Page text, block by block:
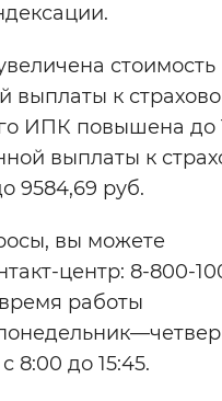
выплаты к
ИПК повышена до
выплаты к
9584,69 руб.
вы можете
центр: 8-800-
работы
8:00 до 15:45.